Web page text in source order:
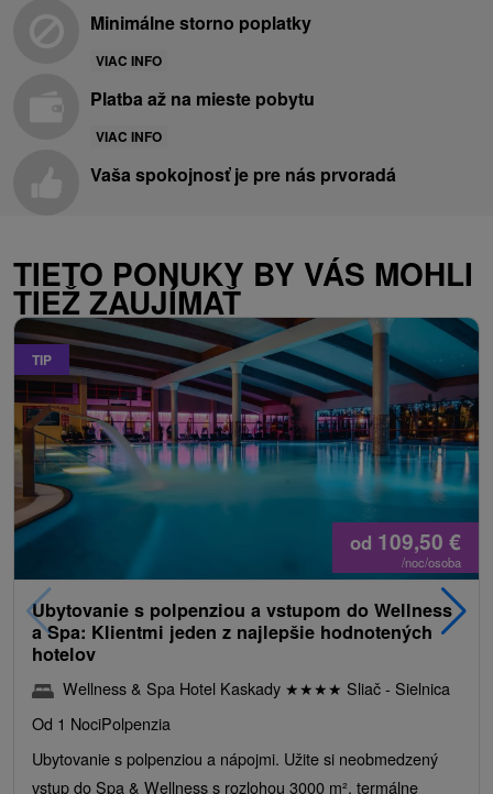
Minimálne storno poplatky
VIAC INFO
Platba až na mieste pobytu
VIAC INFO
Vaša spokojnosť je pre nás prvoradá
TIETO PONUKY BY VÁS MOHLI
TIEŽ ZAUJÍMAŤ
TIP
od 109,50 €
/noc/osoba
Ubytovanie s polpenziou a vstupom do Wellness
a Spa: Klientmi jeden z najlepšie hodnotených
hotelov
Wellness & Spa Hotel Kaskady ★★★★ Sliač - Sielnica
Od 1 NociPolpenzia
Ubytovanie s polpenziou a nápojmi. Užite si neobmedzený
vstup do Spa & Wellness s rozlohou 3000 m², termálne